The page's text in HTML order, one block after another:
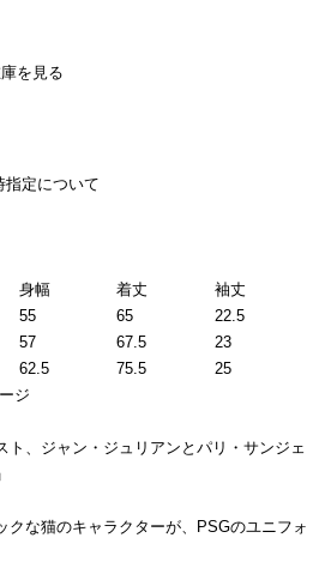
を見る
指定について
身幅 着丈
袖丈
55 65
22.5
57 67.5
23
62.5 75.5
25
ジ
ト、ジャン・ジュリアンとパリ・サンジェ
クな猫のキャラクターが、PSGのユニフォ